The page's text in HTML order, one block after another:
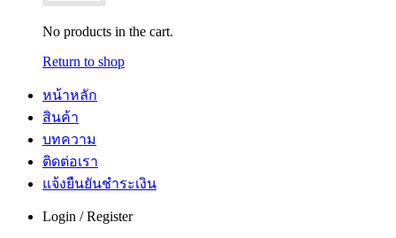
No products in the cart.
Return to shop
หน้าหลัก
สินค้า
บทความ
ติดต่อเรา
แจ้งยืนยันชำระเงิน
Login / Register